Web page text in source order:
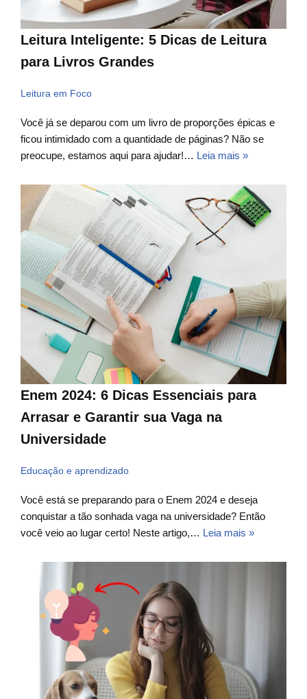
Leitura Inteligente: 5 Dicas de Leitura
para Livros Grandes
Leitura em Foco
Você já se deparou com um livro de proporções épicas e
ficou intimidado com a quantidade de páginas? Não se
preocupe, estamos aqui para ajudar!… Leia mais »
Enem 2024: 6 Dicas Essenciais para
Arrasar e Garantir sua Vaga na
Universidade
Educação e aprendizado
Você está se preparando para o Enem 2024 e deseja
conquistar a tão sonhada vaga na universidade? Então
você veio ao lugar certo! Neste artigo,… Leia mais »